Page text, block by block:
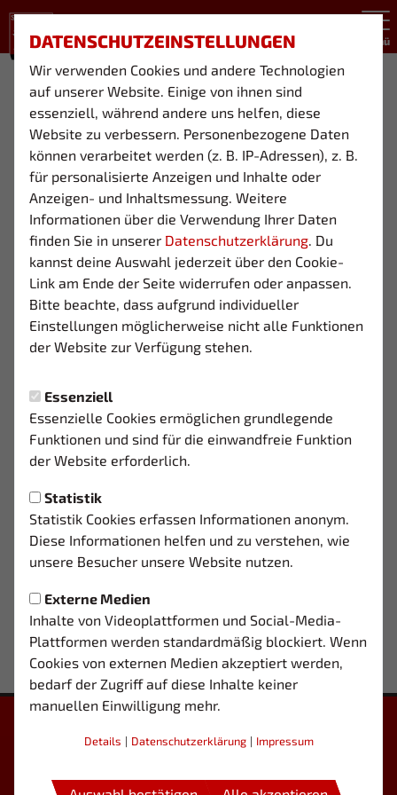
DATENSCHUTZEINSTELLUNGEN
Wir verwenden Cookies und andere Technologien
auf unserer Website. Einige von ihnen sind
essenziell, während andere uns helfen, diese
Website zu verbessern. Personenbezogene Daten
können verarbeitet werden (z. B. IP-Adressen), z. B.
für personalisierte Anzeigen und Inhalte oder
Anzeigen- und Inhaltsmessung. Weitere
Informationen über die Verwendung Ihrer Daten
finden Sie in unserer Datenschutzerklärung. Du
kannst deine Auswahl jederzeit über den Cookie-
Link am Ende der Seite widerrufen oder anpassen.
Bitte beachte, dass aufgrund individueller
Einstellungen möglicherweise nicht alle Funktionen
der Website zur Verfügung stehen.
Essenziell
Essenzielle Cookies ermöglichen grundlegende
Funktionen und sind für die einwandfreie Funktion
der Website erforderlich.
Statistik
Statistik Cookies erfassen Informationen anonym.
Diese Informationen helfen und zu verstehen, wie
unsere Besucher unsere Website nutzen.
Externe Medien
Inhalte von Videoplattformen und Social-Media-
Plattformen werden standardmäßig blockiert. Wenn
Cookies von externen Medien akzeptiert werden,
bedarf der Zugriff auf diese Inhalte keiner
manuellen Einwilligung mehr.
Details | Datenschutzerklärung | Impressum
Menü
U10 (JG. 2016)
Übersicht Funktionsteam
TRAININGSZEITEN
Sportplatz Carl-Russ-Straße
DO. 16:30 - 18:00 Uhr
Sportplatz Carl-Russ-Straße